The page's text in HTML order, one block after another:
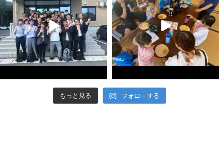
もっと見る フォローする